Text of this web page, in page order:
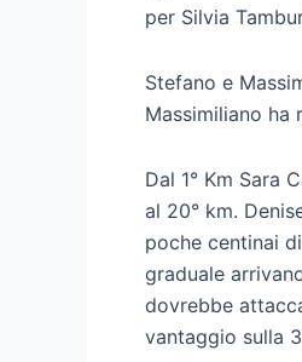
per Silvia
Stefano e
Massimiliano ha
Dal 1° Km Sara
al 20° km.
poche centinai
graduale
dovrebbe
vantaggio sulla